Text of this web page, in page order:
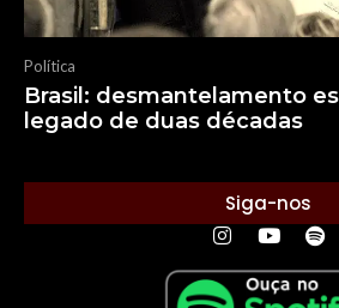
Política
Brasil: desmantelamento
legado de duas décadas
Siga-nos